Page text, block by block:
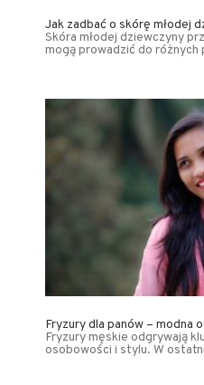
Jak zadbać o skórę młodej
Skóra młodej dziewczyny
mogą prowadzić do
Fryzury dla panów – modna
Fryzury męskie odgrywają
osobowości i stylu. W